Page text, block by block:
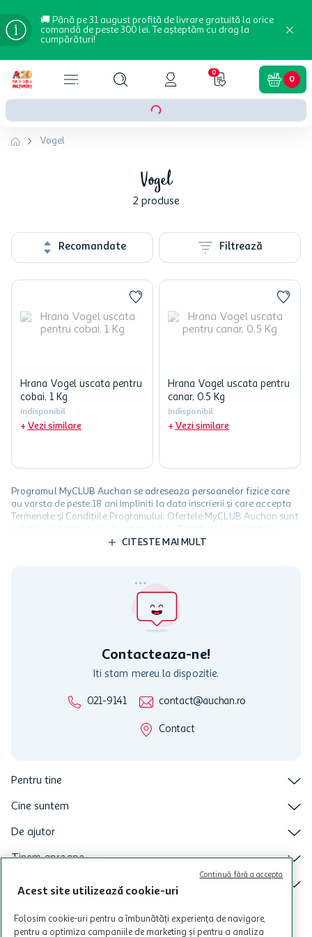
🚚 Până pe 31 august profită de livrare gratuită la orice
comandă de peste 300 lei. Te așteptăm cu drag la
cumpărături!
0
0
Vogel
Vogel
2 produse
Recomandate Filtrează
Hrana Vogel uscata pentru
cobai, 1 Kg
Indisponibil
Vezi similare
Hrana Vogel uscata pentru
canar, 0.5 Kg
Indisponibil
Vezi similare
Programul MyCLUB Auchan se adreseaza persoanelor fizice care
au varsta de peste 18 ani impliniti la data inscrierii și care accepta
Termenele și Condițiile Programului. Ofertele MyCLUB Auchan sunt
limita a 12 unitati / card client o singura data in perioada promotiei.
activitati in afara celor mentionate in Termene si Conditii. Auchan
nu raspunde pentru imposibilitatea utilizarii Cardului in perioada in
care aceste este suspendat sau in perioada in care sunt efectuate
CITESTE MAI MULT
Contacteaza-ne!
Iti stam mereu la dispozitie.
021-9141 contact@auchan.ro
Contact
Pentru tine
Cine suntem
De ajutor
Tinem aproape
Categorii principale
Intra acum in aplicatia Auchan
Acest site utilizează cookie-uri
Folosim cookie-uri pentru a îmbunătăți experiența de navigare,
pentru a optimiza campaniile de marketing și pentru a analiza
Continuă fără a accepta